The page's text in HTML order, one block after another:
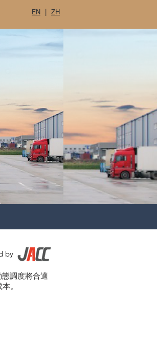
EN ZH
調度將合適
。
by